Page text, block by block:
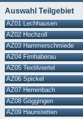
Auswahl Teilgebiet
AZ01 Lechhausen
AZ02 Hochzoll
AZ03 Hammerschmiede
AZ04 Firnhaberau
AZ05 Textilviertel
AZ06 Spickel
AZ07 Herrenbach
AZ08 Göggingen
AZ09 Haunstetten